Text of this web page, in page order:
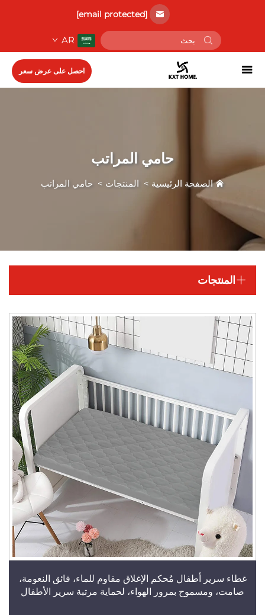
[email protected]
AR
احصل على عرض سعر
حامي المراتب
الصفحة الرئيسية > المنتجات > حامي المراتب
المنتجات
غطاء سرير أطفال مُحكم الإغلاق مقاوم للماء، فائق النعومة،
صامت، ومسموح بمرور الهواء، لحماية مرتبة سرير الأطفال